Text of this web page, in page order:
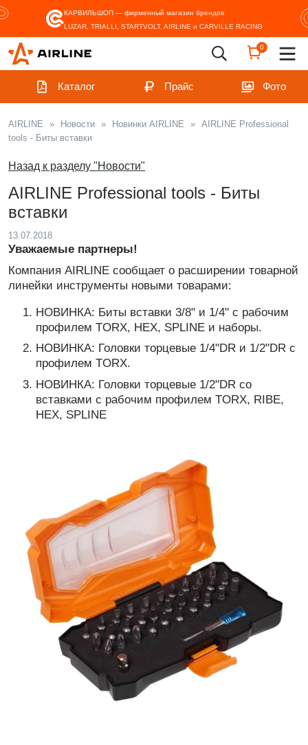
КАРВИЛЬШОП — фирменный магазин брендов
LUZAR, TRIALLI, STARTVOLT, AIRLINE и CARVILLE RACING
0
Каталог Прайс Фото
AIRLINE » Новости » Новинки AIRLINE » AIRLINE Professional
tools - Биты вставки
Назад к разделу "Новости"
AIRLINE Professional tools - Биты
вставки
13.07.2018
Уважаемые партнеры!
Компания AIRLINE сообщает о расширении товарной
линейки инструменты новыми товарами:
НОВИНКА: Биты вставки 3/8" и 1/4" с рабочим
профилем TORX, HEX, SPLINE и наборы.
НОВИНКА: Головки торцевые 1/4"DR и 1/2"DR с
профилем TORX.
НОВИНКА: Головки торцевые 1/2"DR со
вставками с рабочим профилем TORX, RIBE,
HEX, SPLINE